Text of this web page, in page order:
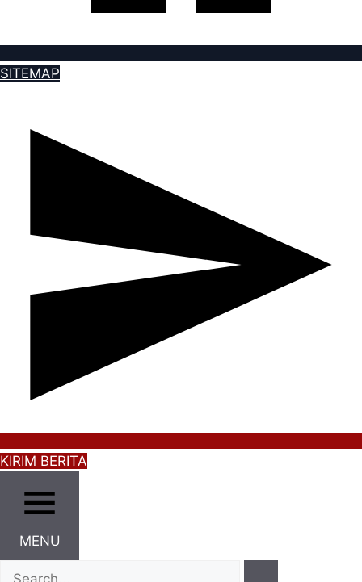
SITEMAP
KIRIM BERITA
MENU